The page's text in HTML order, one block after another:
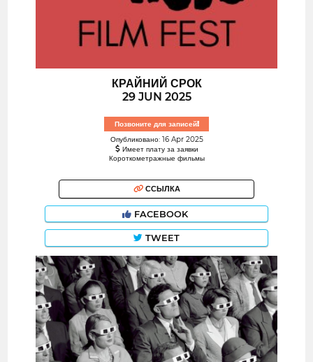
КРАЙНИЙ СРОК
29 JUN 2025
Позвоните для записей!
Опубликовано: 16 Apr 2025
Имеет плату за заявки
Короткометражные фильмы
ССЫЛКА
FACEBOOK
TWEET